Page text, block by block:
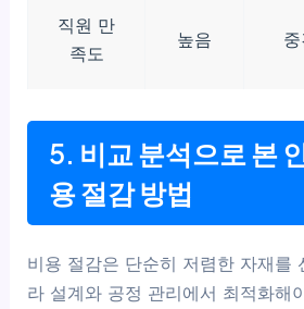
직원 만
족도
높음
5. 비교 분석으로 본
용 절감 방법
비용 절감은 단순히 저렴한 자재를
라 설계와 공정 관리에서 최적화해